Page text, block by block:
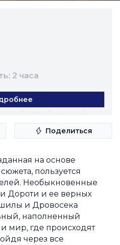
2 часа
Музыкально-
Театр «БУФФ»
Санкт-Петербург
Поделиться
на основе
пользуется
Необыкновенные
Дороти и ее верных
и Дровосека
наполненный
мир, где происходят
через все